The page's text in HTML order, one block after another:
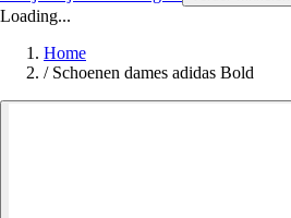
Loading...
Home
/ Schoenen dames adidas Bold